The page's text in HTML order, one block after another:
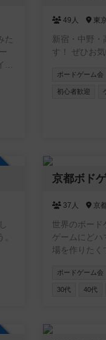
た
49人 東
新宿・中野・
す！ ぜひお
ボードゲーム会
初心者歓迎
京都ボド
37人 京
世界のボー
ゲームにどハ
場を作りたくて開催しまし
ん、市外・
プン会を開催しています。 お
ボードゲーム会
30代 40代